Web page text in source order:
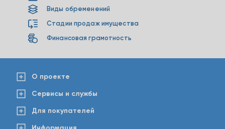
Виды обременений
Стадии продаж имущества
Финансовая грамотность
О проекте
Сервисы и службы
Для покупателей